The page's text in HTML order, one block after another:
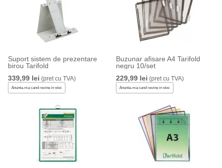
Suport sistem de prezentare
birou Tarifold
339,99 lei (pret cu TVA)
Anunta-ma cand revine in stoc
Buzunar afisare A4 Tarifold
negru 10/set
229,99 lei (pret cu TVA)
Anunta-ma cand revine in stoc